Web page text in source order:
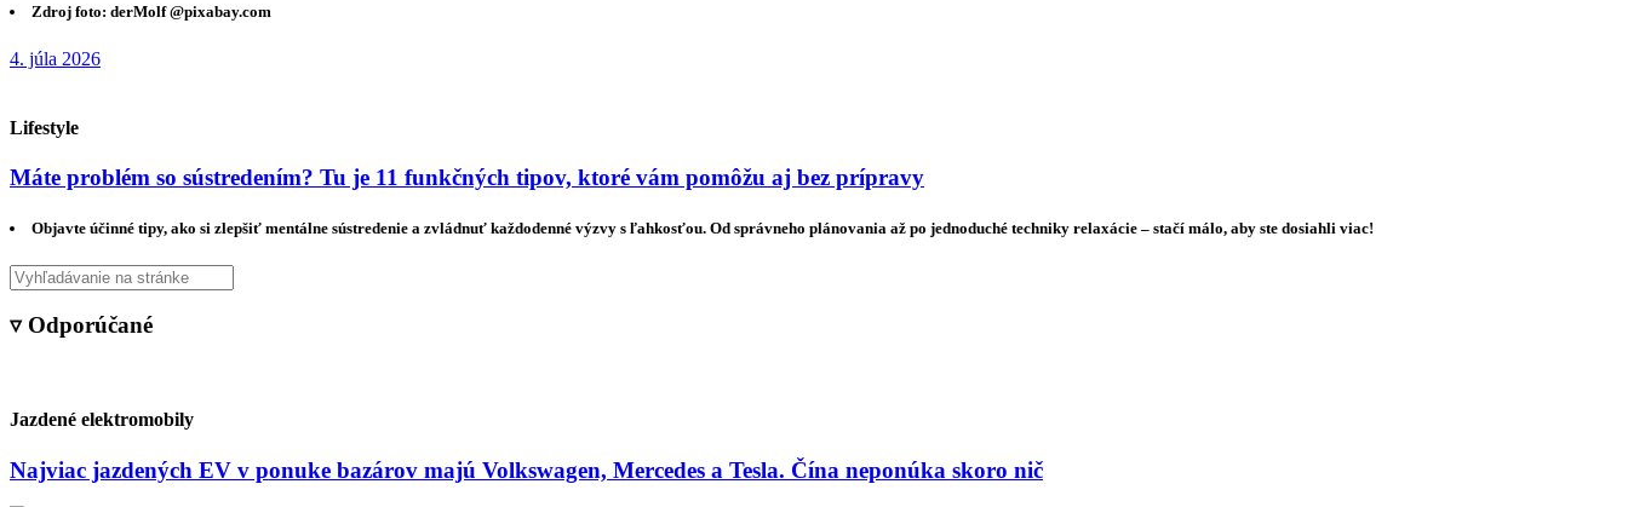
Zdroj foto: derMolf @pixabay.com
4. júla 2026
Lifestyle
Máte problém so sústredením? Tu je 11 funkčných tipov, ktoré vám pomôžu aj bez prípravy
Objavte účinné tipy, ako si zlepšiť mentálne sústredenie a zvládnuť každodenné výzvy s ľahkosťou. Od správneho plánovania až po jednoduché techniky relaxácie – stačí málo, aby ste dosiahli viac!
▿ Odporúčané
Jazdené elektromobily
Najviac jazdených EV v ponuke bazárov majú Volkswagen, Mercedes a Tesla. Čína neponúka skoro nič